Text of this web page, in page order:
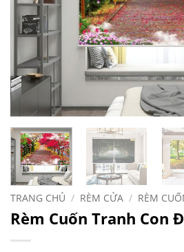
TRANG CHỦ / RÈM CỬA / RÈM
Rèm Cuốn Tranh Con